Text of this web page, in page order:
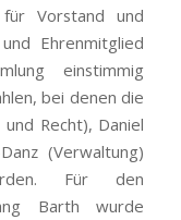
Vorstand und
Ehrenmitglied
einstimmig
bei denen die
Recht), Daniel
(Verwaltung)
Für den
Barth wurde